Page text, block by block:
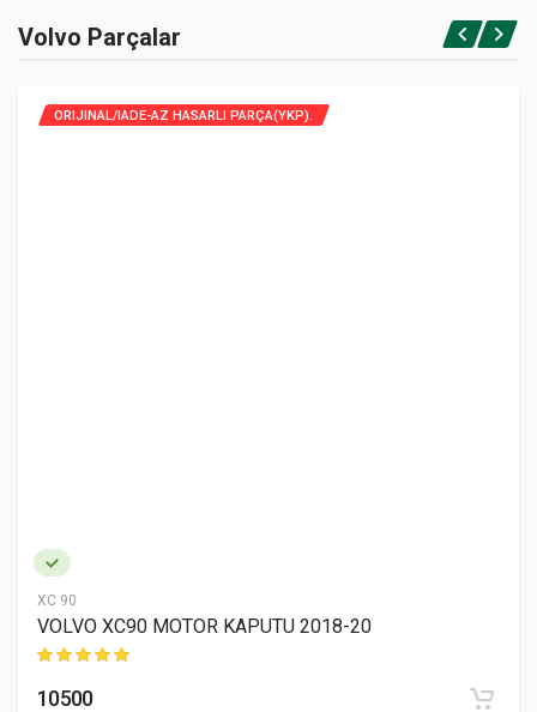
Volvo Parçalar
XC 90
ORIJINAL/IADE-AZ HASARLI PARÇA(YKP).
VOLVO XC90 MOTOR KAPUTU 2018-20
10500